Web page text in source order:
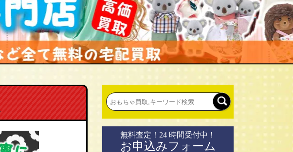
無料査定！24 時間受付中！
お申込みフォーム